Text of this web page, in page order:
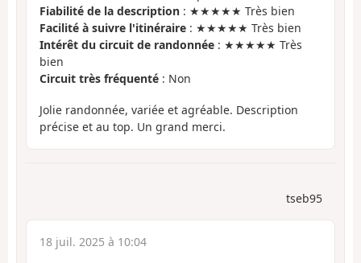
Fiabilité de la description : ★★★★★ Très bien
Facilité à suivre l'itinéraire : ★★★★★ Très bien
Intérêt du circuit de randonnée : ★★★★★ Très
bien
Circuit très fréquenté : Non
Jolie randonnée, variée et agréable. Description
précise et au top. Un grand merci.
tseb95
18 juil. 2025 à 10:04